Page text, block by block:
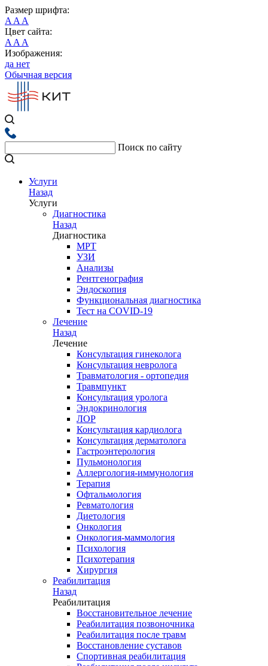
Размер шрифта:
A A A
Цвет сайта:
A A A
Изображения:
да нет
Обычная версия
Поиск по сайту
Услуги
Назад
Услуги
Диагностика
Назад
Диагностика
МРТ
УЗИ
Анализы
Рентгенография
Эндоскопия
Функциональная диагностика
Тест на COVID-19
Лечение
Назад
Лечение
Консультация гинеколога
Консультация невролога
Травматология - ортопедия
Травмпункт
Консультация уролога
Эндокринология
ЛОР
Консультация кардиолога
Консультация дерматолога
Гастроэнтерология
Пульмонология
Аллергология-иммунология
Терапия
Офтальмология
Ревматология
Диетология
Онкология
Онкология-маммология
Психология
Психотерапия
Хирургия
Реабилитация
Назад
Реабилитация
Восстановительное лечение
Реабилитация позвоночника
Реабилитация после травм
Восстановление суставов
Спортивная реабилитация